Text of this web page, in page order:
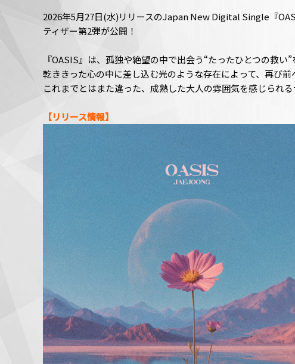
2026年5月27日(水)リリースのJapan New Digital Single『
ティザー第2弾が公開！
『OASIS』は、孤独や絶望の中で出会う“たったひとつの救い”
乾ききった心の中に差し込む光のような存在によって、再び前
これまでとはまた違った、成熟した大人の雰囲気を感じられ
【リリース情報】